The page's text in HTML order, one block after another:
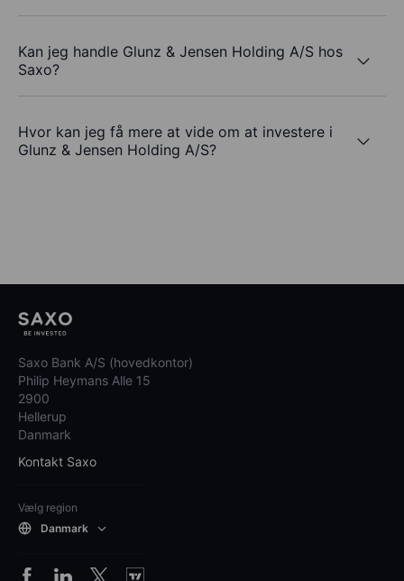
Kan jeg handle Glunz & Jensen Holding A/S hos
Saxo?
Hvor kan jeg få mere at vide om at investere i
Glunz & Jensen Holding A/S?
Saxo Bank A/S (hovedkontor)
Philip Heymans Alle 15
2900
Hellerup
Danmark
Kontakt Saxo
Vælg region
Danmark